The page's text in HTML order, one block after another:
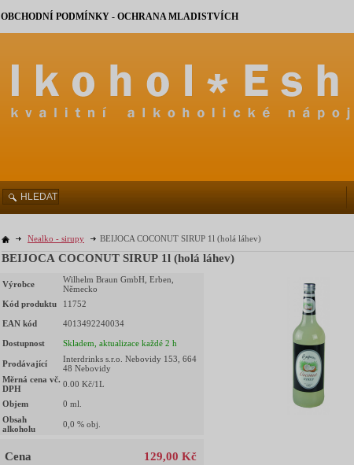
Nealko - sirupy BEIJOCA COCONUT SIRUP 1l (holá láhev)
BEIJOCA COCONUT SIRUP 1l (holá láhev)
Výrobce
Wilhelm Braun GmbH, Erben,
Německo
Kód produktu
11752
EAN kód 4013492240034
Dostupnost Skladem, aktualizace každé 2 h
Prodávající
Interdrinks s.r.o. Nebovidy 153, 664
48 Nebovidy
Měrná cena vč.
DPH
0.00 Kč/1L
Objem 0 ml.
Obsah
alkoholu
0,0 % obj.
Cena 129,00 Kč
OBCHODNÍ PODMÍNKY - OCHRANA MLADISTVÍCH
HLEDAT